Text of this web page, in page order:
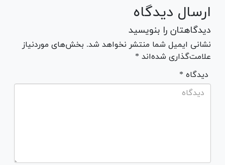
ارسال دیدگاه
دیدگاهتان را بنویسید
نشانی ایمیل شما منتشر نخواهد شد. بخش‌های موردنیاز
علامت‌گذاری شده‌اند *
* دیدگاه